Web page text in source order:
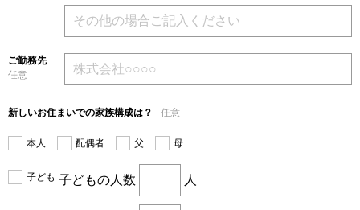
ご勤務先
任意
新しいお住まいでの家族構成は？ 任意
本人 配偶者 父 母
子ども 子どもの人数 人